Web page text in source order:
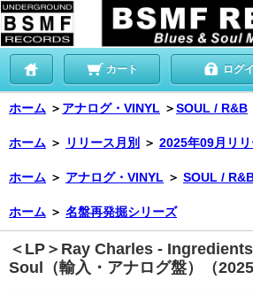
カート ログ
ホーム ＞ アナログ・VINYL ＞SOUL / R&B
ホーム ＞ リリース月別 ＞ 2025年09月リリ
ホーム ＞ アナログ・VINYL ＞ SOUL /
ホーム ＞ 名盤再発掘シリーズ
＜LP＞Ray Charles -
Soul（輸入・アナログ盤）（